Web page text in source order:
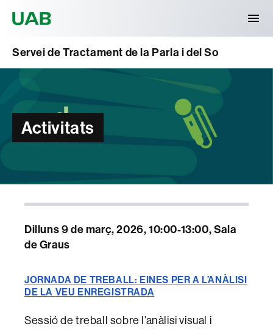
Servei de Tractament de la Parla i del So
Activitats
Dilluns 9 de març, 2026, 10:00-13:00, Sala
de Graus
JORNADA DE TREBALL: EINES PER A L’ANÀLISI
DE LA VEU ENREGISTRADA
Sessió de treball sobre l’anàlisi visual i